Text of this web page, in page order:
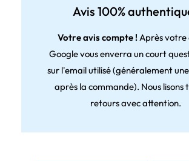
Avis 100%
Votre avis compte !Après votre
Google vous enverra un court
sur l'email utilisé (généralement
après la commande). Nous lisons
retours avec attention.